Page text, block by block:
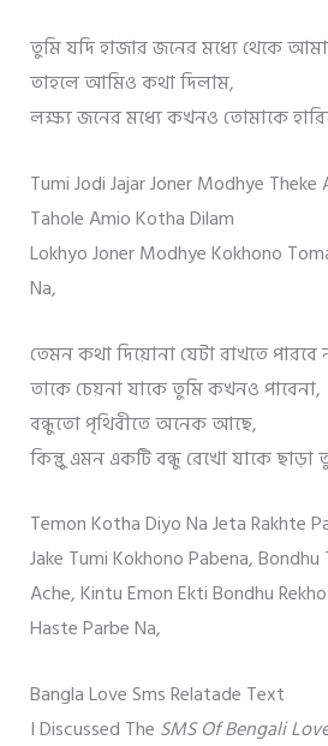
তুমি যদি হাজার জনের মধ্যে থেকে
তাহলে আমিও কথা দিলাম,
লক্ষ্য জনের মধ্যে কখনও তোমাকে
Tumi Jodi Jajar Joner Modhye Theke
Tahole Amio Kotha Dilam
Lokhyo Joner Modhye Kokhono
Na,
তেমন কথা দিয়োনা যেটা রাখতে পারবে
তাকে চেয়না যাকে তুমি কখনও পাবেনা,
বন্ধুতো পৃথিবীতে অনেক আছে,
কিন্তুু এমন একটি বন্ধু রেখো যাকে ছাড়া
Temon Kotha Diyo Na Jeta Rakhte
Jake Tumi Kokhono Pabena,
Ache, Kintu Emon Ekti Bondhu
Haste Parbe Na,
Bangla Love Sms Relatade Text
I Discussed The SMS Of Bengali